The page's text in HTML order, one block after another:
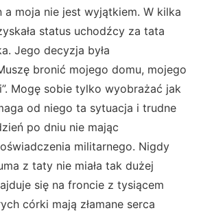
a moja nie jest wyjątkiem. W kilka
status uchodźcy za tata
Jego decyzja była
bronić mojego domu, mojego
Mogę sobie tylko wyobrażać jak
od niego ta sytuacja i trudne
po dniu nie mając
militarnego. Nigdy
z taty nie miała tak dużej
się na froncie z tysiącem
córki mają złamane serca